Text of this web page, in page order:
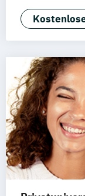
Neu-Ulm
Augsburg
Klagenfurt
Würzburg
General